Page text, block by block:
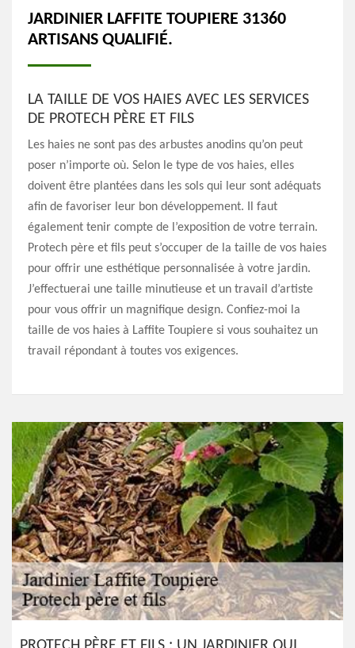
JARDINIER LAFFITE TOUPIERE 31360
ARTISANS QUALIFIÉ.
LA TAILLE DE VOS HAIES AVEC LES SERVICES
DE PROTECH PÈRE ET FILS
Les haies ne sont pas des arbustes anodins qu’on peut
poser n’importe où. Selon le type de vos haies, elles
doivent être plantées dans les sols qui leur sont adéquats
afin de favoriser leur bon développement. Il faut
également tenir compte de l’exposition de votre terrain.
Protech père et fils peut s’occuper de la taille de vos haies
pour offrir une esthétique personnalisée à votre jardin.
J’effectuerai une taille minutieuse et un travail d’artiste
pour vous offrir un magnifique design. Confiez-moi la
taille de vos haies à Laffite Toupiere si vous souhaitez un
travail répondant à toutes vos exigences.